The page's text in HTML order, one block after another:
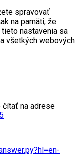
spravovať
na pamäti, že
nastavenia sa
všetkých webových
čítať na adrese